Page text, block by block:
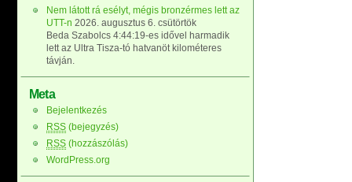
Nem látott rá esélyt, mégis bronzérmes lett az
UTT-n 2026. augusztus 6. csütörtök
Beda Szabolcs 4:44:19-es idővel harmadik
lett az Ultra Tisza-tó hatvanöt kilométeres
távján.
Meta
Bejelentkezés
RSS (bejegyzés)
RSS (hozzászólás)
WordPress.org